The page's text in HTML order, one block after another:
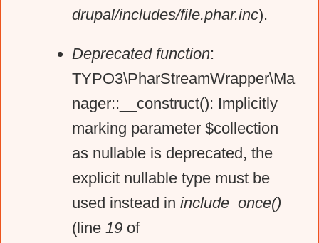
drupal/includes/file.phar.inc).
Deprecated function:
TYPO3\PharStreamWrapper\Ma
nager::__construct(): Implicitly
marking parameter $collection
as nullable is deprecated, the
explicit nullable type must be
used instead in include_once()
(line 19 of